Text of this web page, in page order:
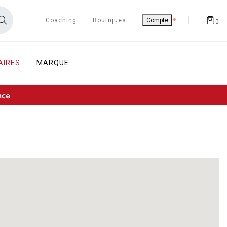
Coaching Boutiques Compte 0
MARQUE